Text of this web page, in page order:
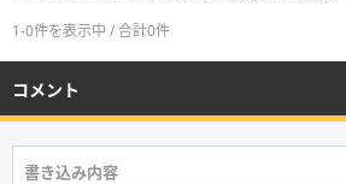
1-0件を表示中 / 合計0件
コメント